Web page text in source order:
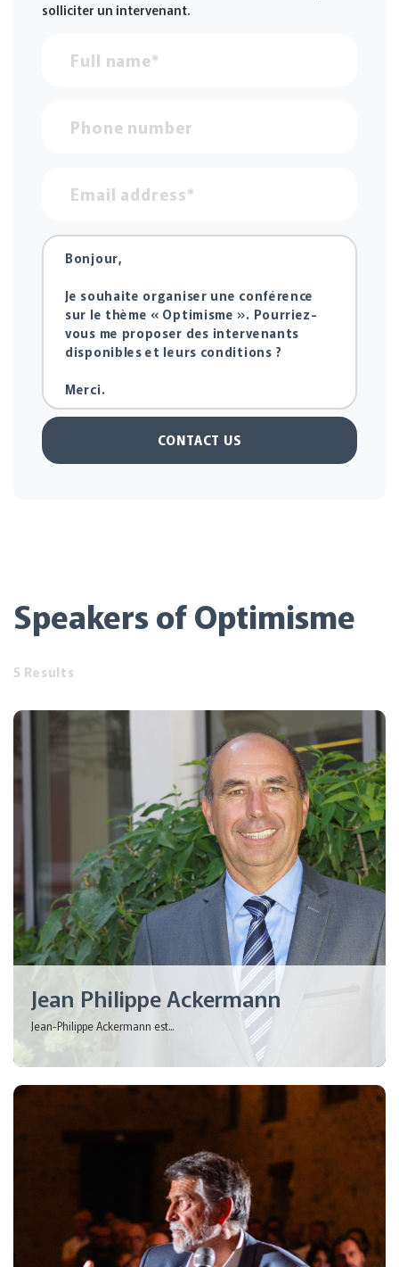
solliciter un intervenant.
CONTACT US
Speakers of Optimisme
5 Results
Jean Philippe Ackermann
Jean-Philippe Ackermann est...